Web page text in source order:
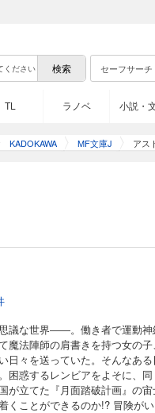
セーフサーチ
TL ラノベ 小説・
KADOKAWA MF文庫J アス
議な世界――。働き者で運動
魔法陣師の肩書きを持つ女の
日々を送っていた。そんなあ
困惑するレンビアをよそに、
が立てた『月面踏破計画』の
くことができるのか!? 冒険が